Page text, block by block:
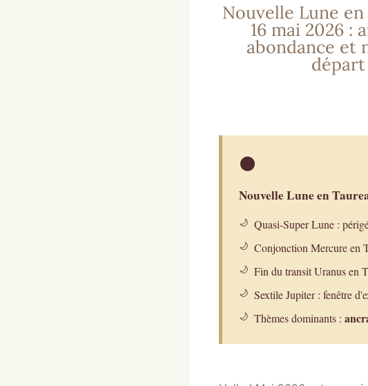
Nouvelle Lune
16 mai 2026 :
abondance et
départ
🌑
Nouvelle Lune en
Quasi-Super Lune :
Conjonction Mercure en
Fin du transit Uranus en
Sextile Jupiter : fenêtre
Thèmes dominants :